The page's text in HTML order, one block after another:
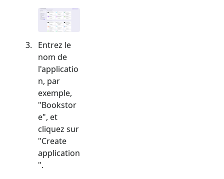
Entrez le
nom de
l'applicatio
n, par
exemple,
"Bookstor
e", et
cliquez sur
"Create
application
".